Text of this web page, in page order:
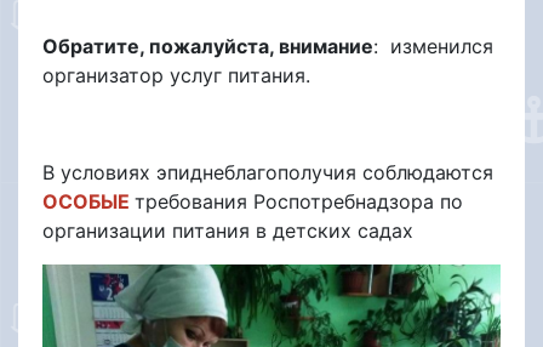
Обратите, пожалуйста, внимание: изменился
организатор услуг питания.
В условиях эпиднеблагополучия соблюдаются
ОСОБЫЕ требования Роспотребнадзора по
организации питания в детских садах